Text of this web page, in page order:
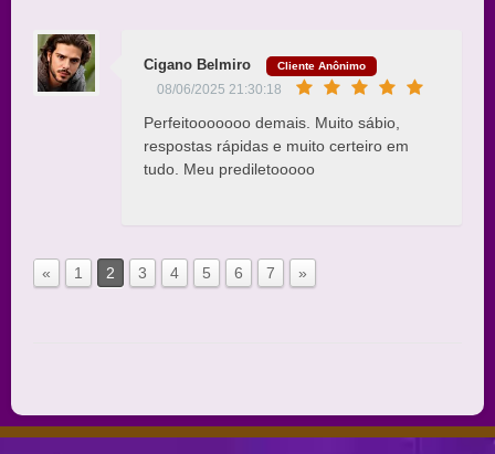
Cigano Belmiro Cliente Anônimo
08/06/2025 21:30:18
Perfeitooooooo demais. Muito sábio,
respostas rápidas e muito certeiro em
tudo. Meu prediletooooo
« 1 2 3 4 5 6 7 »